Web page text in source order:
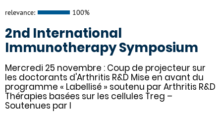
relevance: 100%
2nd International
Immunotherapy Symposium
Mercredi 25 novembre : Coup de projecteur sur
les doctorants d'Arthritis R&D Mise en avant du
programme « Labellisé » soutenu par Arthritis R&D
Thérapies basées sur les cellules Treg –
Soutenues par l